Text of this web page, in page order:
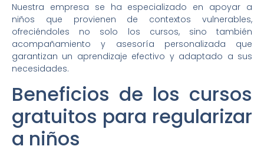
Nuestra empresa se ha especializado en apoyar a
niños que provienen de contextos vulnerables,
ofreciéndoles no solo los cursos, sino también
acompañamiento y asesoría personalizada que
garantizan un aprendizaje efectivo y adaptado a sus
necesidades.
Beneficios de los cursos
gratuitos para regularizar
a niños